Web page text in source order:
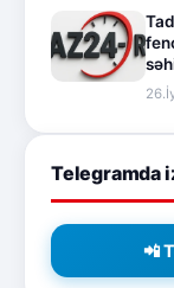
Telegramda
📲